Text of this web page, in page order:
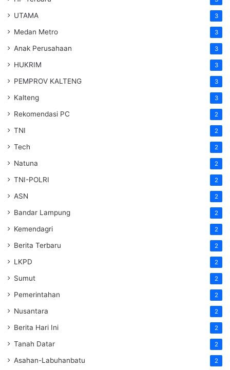
UTAMA 3
Medan Metro 3
Anak Perusahaan 3
HUKRIM 3
PEMPROV KALTENG 3
Kalteng 3
Rekomendasi PC 2
TNI 2
Tech 2
Natuna 2
TNI-POLRI 2
ASN 2
Bandar Lampung 2
Kemendagri 2
Berita Terbaru 2
LKPD 2
Sumut 2
Pemerintahan 2
Nusantara 2
Berita Hari Ini 2
Tanah Datar 2
Asahan-Labuhanbatu 2